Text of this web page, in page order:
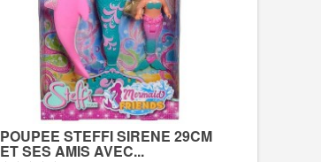
POUPEE STEFFI SIRENE 29CM
ET SES AMIS AVEC...